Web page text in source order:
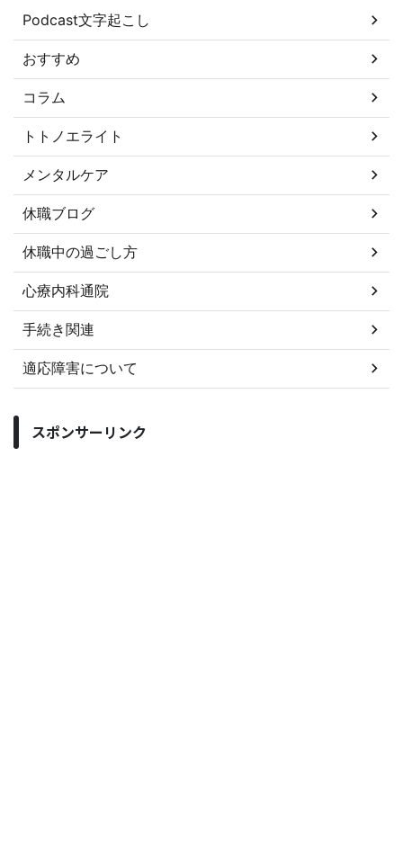
Podcast文字起こし
おすすめ
コラム
トトノエライト
メンタルケア
休職ブログ
休職中の過ごし方
心療内科通院
手続き関連
適応障害について
スポンサーリンク